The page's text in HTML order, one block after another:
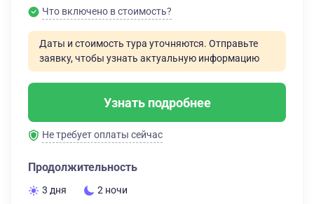
Что включено в стоимость?
Даты и стоимость тура уточняются. Отправьте
заявку, чтобы узнать актуальную информацию
Узнать подробнее
Не требует оплаты сейчас
Продолжительность
3 дня 2 ночи